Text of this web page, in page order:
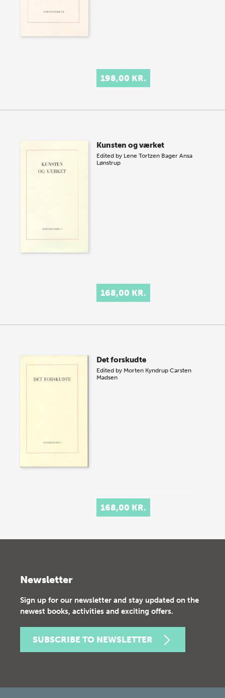
198,00 KR.
Kunsten og værket
Edited by Lene Tortzen Bager Ansa
Lønstrup
168,00 KR.
Det forskudte
Edited by Morten Kyndrup Carsten
Madsen
168,00 KR.
Newsletter
Sign up for our newsletter and stay updated on the
newest books, activities and exciting offers.
SUBSCRIBE TO NEWSLETTER